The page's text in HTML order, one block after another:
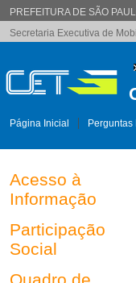
PREFEITURA DE SÃO
Secretaria Executiva de
Página Inicial Perguntas
Acesso à
Informação
Participação
Social